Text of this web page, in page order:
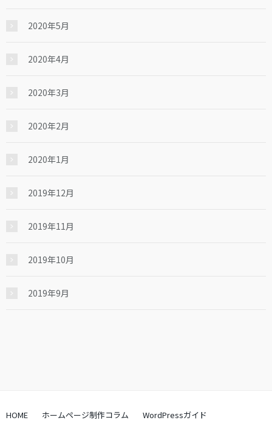
2020年5月
2020年4月
2020年3月
2020年2月
2020年1月
2019年12月
2019年11月
2019年10月
2019年9月
HOME ホームページ制作コラム
WordPressガイド